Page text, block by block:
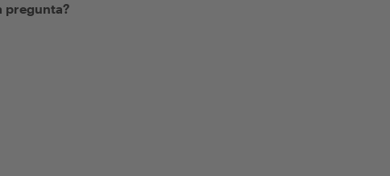
pregunta?